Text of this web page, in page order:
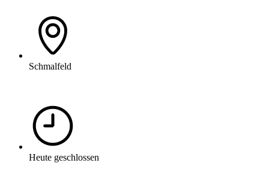
Schmalfeld
Heute geschlossen